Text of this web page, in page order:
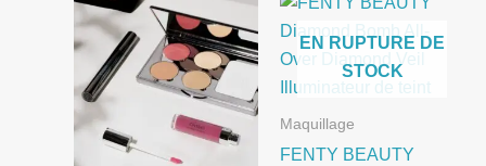
EN RUPTURE DE
STOCK
Maquillage
FENTY BEAUTY